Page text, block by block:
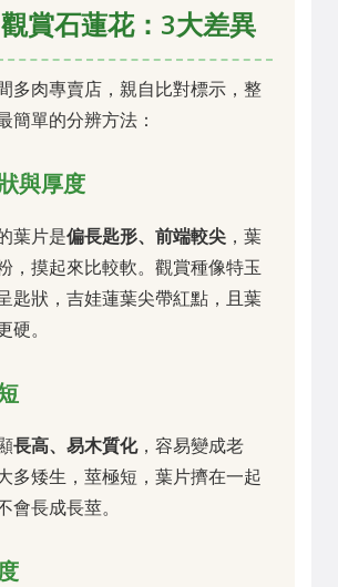
賞石蓮花：3大差異
多肉專賣店，親自比對標示，整
簡單的分辨方法：
與厚度
葉片是偏長匙形、前端較尖 ，葉
，摸起來比較軟。觀賞種像特玉
匙狀，吉娃蓮葉尖帶紅點，且葉
硬。
長高、易木質化，容易變成老
多矮生，莖極短，葉片擠在一起
會長成長莖。